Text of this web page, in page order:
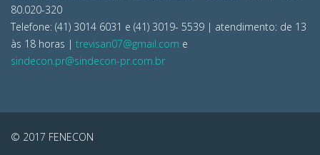
80.020-320
Telefone: (41) 3014 6031 e (41) 3019- 5539 | atendimento: de 13
às 18 horas | trevisan07@gmail.com e
sindecon.pr@sindecon-pr.com.br
© 2017 FENECON